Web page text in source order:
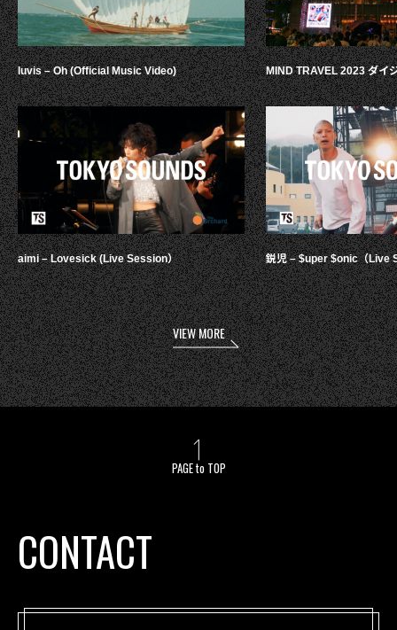
luvis – Oh (Official Music Video)
aimi – Lovesick (Live Session）
MIND TRAVEL 2023 ダイ
鋭児 – $uper $onic（Live
VIEW MORE
PAGE to TOP
CONTACT